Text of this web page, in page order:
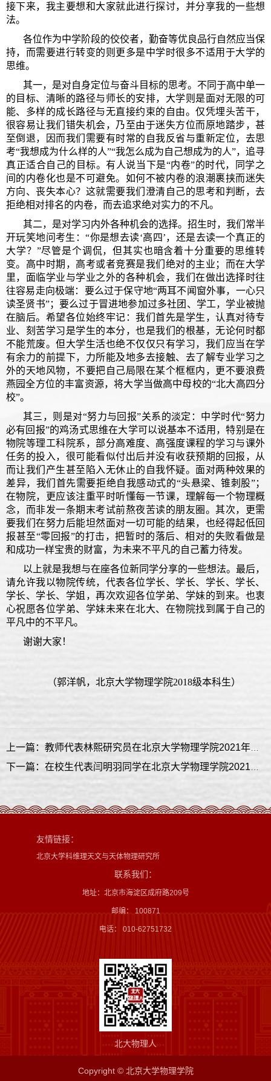
接下来，我主要想和大家就此进行探讨，并分享我的一些想
法。
各位作为中学阶段的佼佼者，勤奋等优良品行自然应当保
持，而需要进行转变的则更多是中学时很多不适用于大学的
思维。
其一，是对自身定位与奋斗目标的思考。不同于高中单一
的目标、清晰的路径与师长的安排，大学则是面对无限的可
能、多样的成长路径与无直接约束的自由。仅凭埋头苦干，
很容易让我们错失机会，乃至由于迷失方位而原地踏步，甚
至倒退，因而我们需要有时常的自我反省与重新定位，去思
考“我想成为什么样的人”“我怎么成为自己想成为的人”，追寻
真正适合自己的目标。有人说当下是“内卷”的时代，同学之
间的内卷化也是不可避免。如何不被内卷的浪潮裹挟而迷失
方向、丧失本心？这就需要我们澄清自己的思考和判断，去
拒绝相对排名的内卷，而去追求绝对实力的不凡。
其二，是对学习内外各种机会的选择。招生时，我们常半
开玩笑地问考生：“你是想去读‘高四’，还是去读一个真正的
大学？”尽管是个调侃，但其实也暗含着十分重要的思维转
变。高中时期，高考或者竞赛是我们绝对的主业；而在大学
里，面临学业与学业之外的各种机会，我们在做出选择时往
往容易走向极端：要么过于保守地“两耳不闻窗外事，一心只
读圣贤书”；要么过于冒进地参加过多社团、学工，学业被抛
在脑后。希望各位始终牢记：我们首先是学生，认真对待专
业、刻苦学习是学生的本分，也是我们的根基，无论何时都
不能荒废。但大学生活也绝不仅仅只有学习，我们应当在学
有余力的前提下，力所能及地多去接触、去了解专业学习之
外的天地风物，不要把自己局限在某个框框内，更不要浪费
燕园全方位的丰富资源，将大学当做高中母校的“北大高四分
校”。
其三，则是对“努力与回报”关系的淡定：中学时代“努力
必有回报”的鸡汤式思维在大学可以说基本不适用，特别是在
物院等理工科院系，部分高难度、高强度课程的学习与课外
任务的投入，很可能看似付出后并没有收获预期的回报，从
而让我们产生甚至陷入无休止的自我怀疑。面对两种效果的
差异，我们首先需要拒绝自我感动式的“头悬梁、锥刺股”；
在物院，更应该注重平时听懂每一节课，理解每一个物理概
念，而非发一条期末考试前熬夜苦读的朋友圈。其次，更需
要我们在努力后能坦然面对一切可能的结果，也经得起低回
报甚至“零回报”的打击，把暂时的落后、相对的失败看做是
和成功一样宝贵的财富，为未来不平凡的自己蓄力待发。
以上就是我想与在座各位新同学分享的一些想法。最后，
请允许我以物院传统，代表各位学长、学长、学长、学长、
学长、学长、学姐，再次欢迎各位学弟、学妹的到来。也衷
心祝愿各位学弟、学妹未来在北大、在物院找到属于自己的
平凡中的不平凡。
谢谢大家！
（郭洋帆，北京大学物理学院2018级本科生）
友情链接：
北京大学科维理天文与天体物理研究所
联系我们：
地址：北京市海淀区成府路209号
邮编： 100871
电话： 010-62751732
北大物理人
Copyright © 北京大学物理学院